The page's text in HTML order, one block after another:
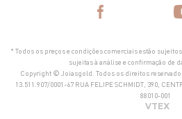
* Todos os preços e condições comerciais estão
sujeitas à análise e confirmação de
Copyright © Joiasgold. Todos os direitos
13.511.907/0001-67 RUA FELIPE SCHMIDT, 390,
88010-001
VTEX